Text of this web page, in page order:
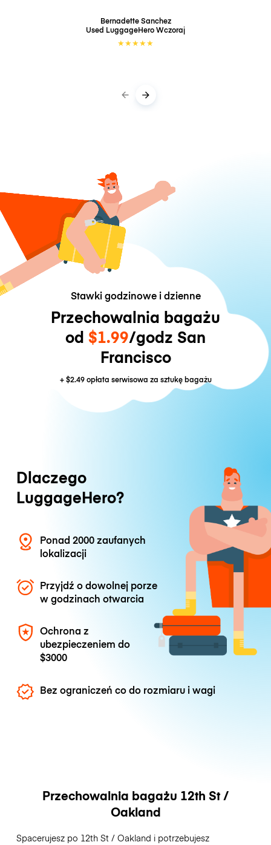
Bernadette Sanchez
Used LuggageHeroWczoraj
★★★★★
Stawki godzinowe i dzienne
Przechowalnia bagażu
od $1.99/godz San
Francisco
+$2.49opłata serwisowa za sztukę bagażu
Dlaczego
LuggageHero?
Ponad 2000 zaufanych
lokalizacji
Przyjdź o dowolnej porze
w godzinach otwarcia
Ochrona z
ubezpieczeniem do
$3000
Bez ograniczeń co do rozmiaru i wagi
Przechowalnia bagażu 12th St /
Oakland
Spacerujesz po 12th St / Oakland i potrzebujesz